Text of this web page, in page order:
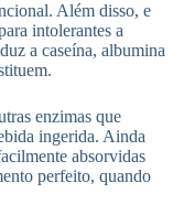
Além disso, e
intolerantes a
a caseína, albumina
enzimas que
ingerida. Ainda
absorvidas
perfeito, quando